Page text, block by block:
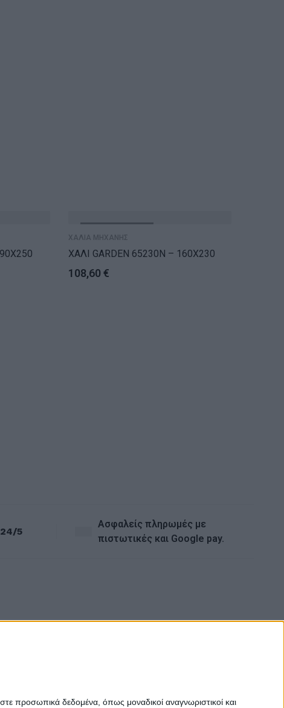
προσωπικά δεδομένα, όπως μοναδικοί αναγνωριστικοί και
ΧΑΛΙΑ ΜΗΧΑΝΗΣ
ΧΑΛΙ GARDEN 65230N – 160X230
108,60 €
24/5
Ασφαλείς πληρωμές με
πιστωτικές και Google pay.